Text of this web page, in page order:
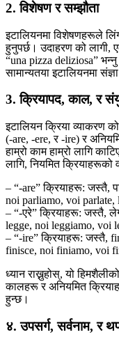
2. विशेषण र सम्झौता
इटालियनमा विशेषणहरूले
हुनुपर्छ। उदाहरण को लागी,
“una pizza deliziosa”
सामान्यतया इटालियनमा
3. क्रियापद, काल, र
इटालियन क्रिया व्याकरण
(-are, -ere, र -ire) र
हाम्रो काम हाम्रो लागि
लागि, नियमित क्रियाहरूको
– “-are” क्रियाहरू: जस्तै,
noi parliamo, voi parlate,
– “-एरे” क्रियाहरू: जस्तै,
legge, noi leggiamo, voi
– “-ire” क्रियाहरू: जस्तै,
finisce, noi finiamo, voi
ध्यान राख्नुहोस्, यो
कालहरू र अनियमित
हुन्छ।
४. उपसर्ग, सर्वनाम, र